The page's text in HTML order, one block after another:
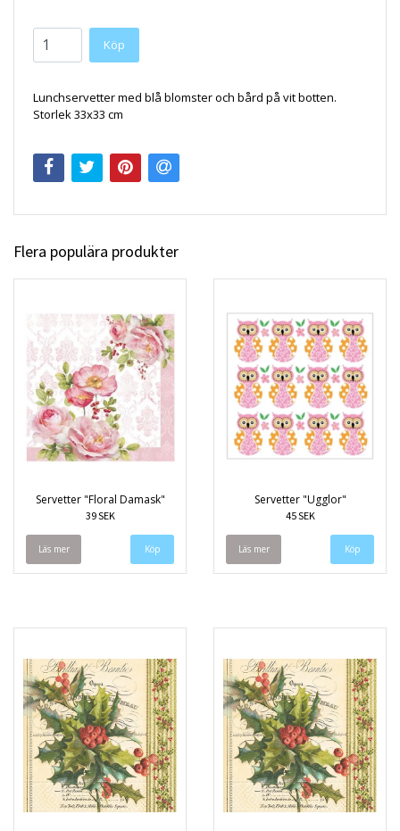
Köp
Lunchservetter med blå blomster och bård på vit botten.
Storlek 33x33 cm
Flera populära produkter
Servetter "Floral Damask"
39 SEK
Läs mer
Servetter "Ugglor"
45 SEK
Läs mer